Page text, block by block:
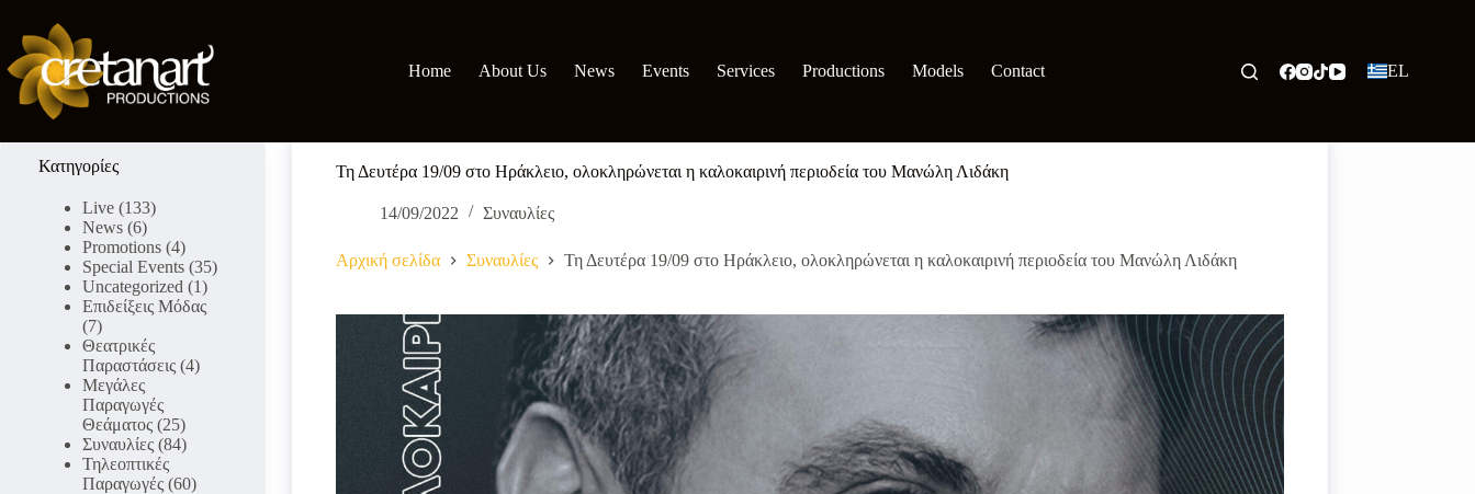
περιεχόμενο
Home
About Us News Events Services Productions Models Contact EL
Τη Δευτέρα 19/09 στο Ηράκλειο, ολοκληρώνεται η καλοκαιρινή περιοδεία του Μανώλη Λιδάκη
14/09/2022 Συναυλίες
Αρχική σελίδα Συναυλίες Τη Δευτέρα 19/09 στο Ηράκλειο, ολοκληρώνεται η καλοκαιρινή περιοδεία του Μανώλη Λιδάκη
Κατηγορίες
Live (133)
News (6)
Promotions (4)
Special Events (35)
Uncategorized (1)
Επιδείξεις Μόδας
(7)
Θεατρικές
Παραστάσεις (4)
Μεγάλες
Παραγωγές
Θεάματος (25)
Συναυλίες (84)
Τηλεοπτικές
Παραγωγές (60)